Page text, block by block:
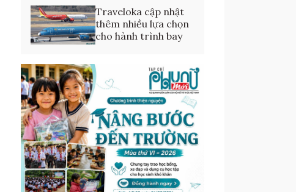
Traveloka cập nhật
thêm nhiều lựa chọn
cho hành trình bay